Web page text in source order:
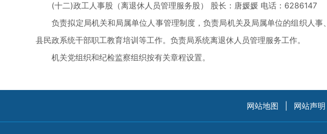
(十二)政工人事股（离退休人员管理服务股） 股长：唐媛媛 电话：6286147
负责拟定局机关和局属单位人事管理制度，负责局机关及局属单位的组织人事
县民政系统干部职工教育培训等工作。负责局系统离退休人员管理服务工作。
机关党组织和纪检监察组织按有关章程设置。
网站地图 网站声明